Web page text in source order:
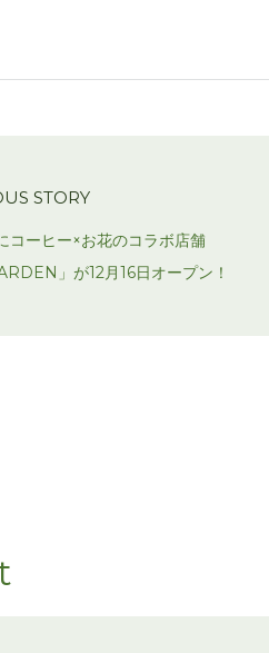
STORY
コーヒー×お花のコラボ店舗
」が12月16日オープン！